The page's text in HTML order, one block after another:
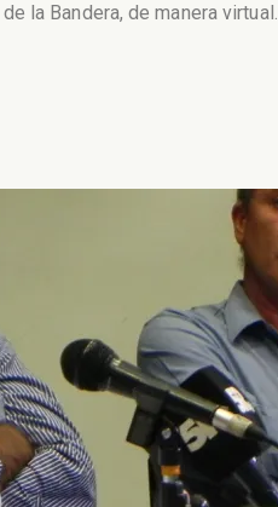
la Bandera, de manera virtual.